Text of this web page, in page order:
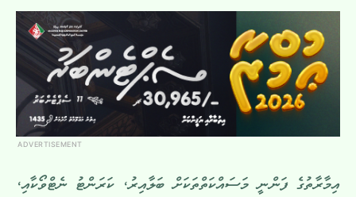
ADVERTISEMENT
އިމާރާތުގެ ފަންނީ މަސައްކަތްތަކަށް ބަލާއިރު، ކަރަންޓު ނެޓްވޯކާއި،